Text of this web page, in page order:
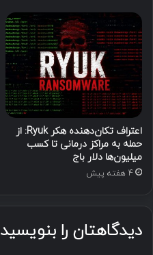
اعتراف تکان‌دهنده هکر Ryuk: از
حمله به مراکز درمانی تا کسب
میلیون‌ها دلار باج
4 هفته پیش
دیدگاهتان را بنویسید